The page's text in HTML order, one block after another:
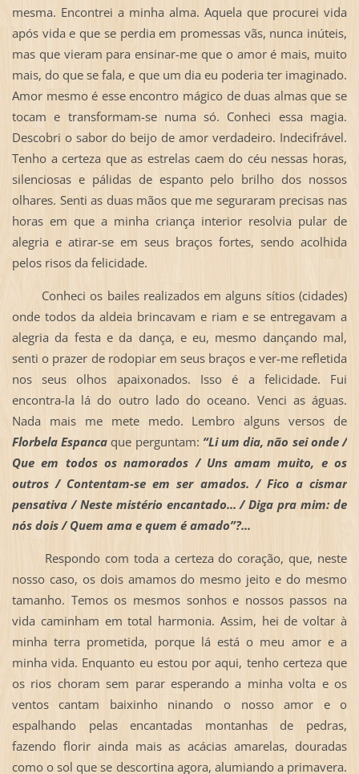
mesma. Encontrei a minha alma. Aquela que procurei vida
após vida e que se perdia em promessas vãs, nunca inúteis,
mas que vieram para ensinar-me que o amor é mais, muito
mais, do que se fala, e que um dia eu poderia ter imaginado.
Amor mesmo é esse encontro mágico de duas almas que se
tocam e transformam-se numa só. Conheci essa magia.
Descobri o sabor do beijo de amor verdadeiro. Indecifrável.
Tenho a certeza que as estrelas caem do céu nessas horas,
silenciosas e pálidas de espanto pelo brilho dos nossos
olhares. Senti as duas mãos que me seguraram precisas nas
horas em que a minha criança interior resolvia pular de
alegria e atirar-se em seus braços fortes, sendo acolhida
pelos risos da felicidade.
Conheci os bailes realizados em alguns sítios (cidades)
onde todos da aldeia brincavam e riam e se entregavam a
alegria da festa e da dança, e eu, mesmo dançando mal,
senti o prazer de rodopiar em seus braços e ver-me refletida
nos seus olhos apaixonados. Isso é a felicidade. Fui
encontra-la lá do outro lado do oceano. Venci as águas.
Nada mais me mete medo. Lembro alguns versos de
Florbela Espanca que perguntam: “Li um dia, não sei onde /
Que em todos os namorados / Uns amam muito, e os
outros / Contentam-se em ser amados. / Fico a cismar
pensativa / Neste mistério encantado... / Diga pra mim: de
nós dois / Quem ama e quem é amado”?...
Respondo com toda a certeza do coração, que, neste
nosso caso, os dois amamos do mesmo jeito e do mesmo
tamanho. Temos os mesmos sonhos e nossos passos na
vida caminham em total harmonia. Assim, hei de voltar à
minha terra prometida, porque lá está o meu amor e a
minha vida. Enquanto eu estou por aqui, tenho certeza que
os rios choram sem parar esperando a minha volta e os
ventos cantam baixinho ninando o nosso amor e o
espalhando pelas encantadas montanhas de pedras,
fazendo florir ainda mais as acácias amarelas, douradas
como o sol que se descortina agora, alumiando a primavera.